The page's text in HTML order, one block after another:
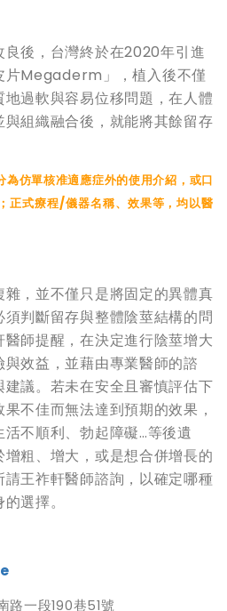
後，台灣終於在2020年引進
片Megaderm」，植入後不僅
過軟與容易位移問題，在人體
組織融合後，就能將其餘留存
為仿單核准適應症外的使用介紹，或口
正式療程/儀器名稱、效果等，均以醫
，並不僅只是將固定的異體真
判斷留存與整體陰莖結構的問
師提醒，在決定進行陰莖增大
效益，並藉由專業醫師的諮
議。若未在安全且審慎評估下
不佳而無法達到預期的效果，
不順利、勃起障礙…等後遺
粗、增大，或是想合併增長的
王祚軒醫師諮詢，以確定哪種
選擇。
路一段190巷51號